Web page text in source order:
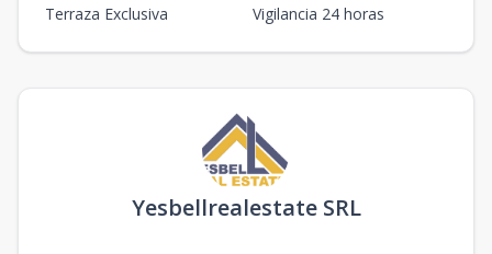
Terraza Exclusiva Vigilancia 24 horas
Yesbellrealestate SRL